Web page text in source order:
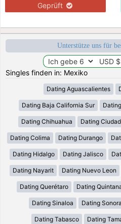
Geprüft
Unterstütze uns für
Singles finden in: Mexiko
Dating Aguascalientes
Dating Baja California Sur
Dating Chihuahua Dating
Dating Colima Dating Durango
Dating Hidalgo Dating Jalisco
Dating Nayarit Dating Nuevo Leon
Dating Querétaro Dating
Dating Sinaloa Dating Sonora
Dating Tabasco Dating